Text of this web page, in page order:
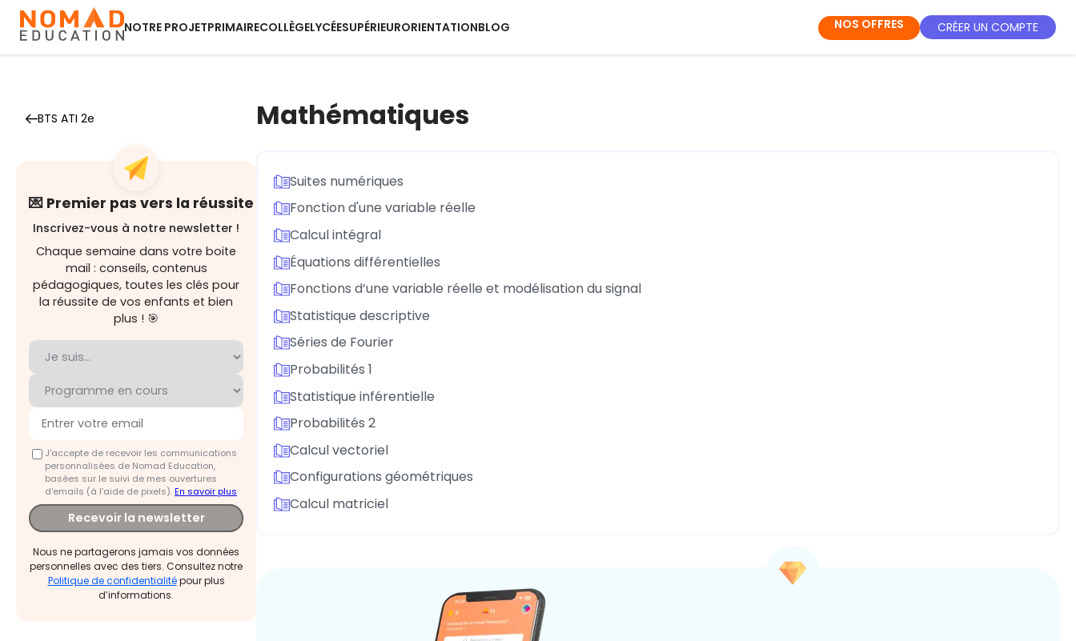
NOTRE PROJETPRIMAIRECOLLÈGELYCÉESUPÉRIEURORIENTATIONBLOG NOS OFFRES CRÉER UN COMPTE
BTS ATI 2e
💌 Premier pas vers la réussite
Inscrivez-vous à notre newsletter !
Chaque semaine dans votre boite
mail : conseils, contenus
pédagogiques, toutes les clés pour
la réussite de vos enfants et bien
plus ! 🎯
J'accepte de recevoir les communications
personnalisées de Nomad Education,
basées sur le suivi de mes ouvertures
d'emails (à l’aide de pixels).En savoir plus
Recevoir la newsletter
Nous ne partagerons jamais vos données
personnelles avec des tiers. Consultez notre
Politique de confidentialitépour plus
d’informations.
Mathématiques
Suites numériques
Fonction d'une variable réelle
Calcul intégral
Équations différentielles
Fonctions d’une variable réelle et modélisation du signal
Statistique descriptive
Séries de Fourier
Probabilités 1
Statistique inférentielle
Probabilités 2
Calcul vectoriel
Configurations géométriques
Calcul matriciel